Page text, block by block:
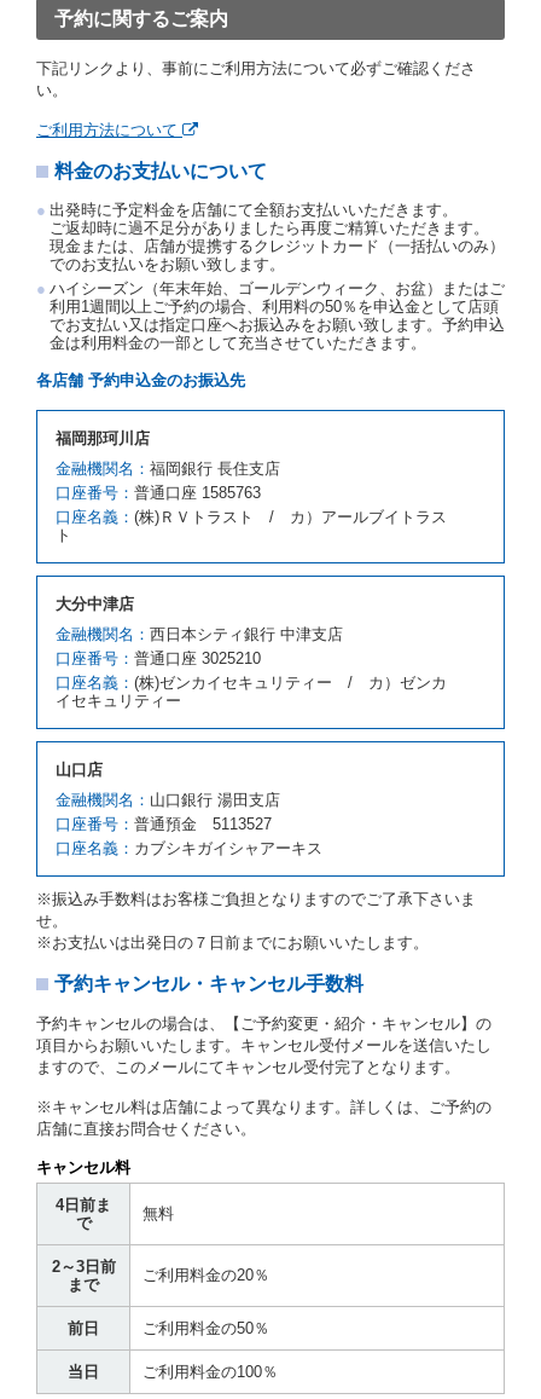
約取消手数料を当社に支払うものとし、当社は、この
予約取消手数料の支払いがあったときは、受領済の予
約申込金を借受人に返還するものとします。
当社の都合により、予約が取り消されたとき、又は貸
約申込金を返還するものとします。
若しくは当社のいずれの責にもよらない事由により貸
たものとします。この場合、当社は受領済の予約申込
金を返還するものとします。
第５条（代替レンタカー）
当社は、借受人から予約のあった車種クラスのレンタ
カーを貸し渡すことができないときは、予約と異なる
車種クラスのレンタカー（以下「代替レンタカー」と
いいます。）の貸渡しを申し入れることができるもの
とします。
クラスを除き予約時と同一の借受条件でレンタカー提
携先の代替レンタカーを貸し渡すものとします。な
お、代替レンタカーの貸渡料金が予約された車種クラ
スの貸渡料金より高くなるときは、予約した車種クラ
スの貸渡料金によるものとし、予約された車種クラス
借受人は、第１項の代替レンタカーの貸渡しの申入れ
を拒絶し、予約を取り消すことができるものとしま
す。
前項の場合、第１項の貸渡しをすることができない原
因が、当社の責に帰する事由によるときには第４条第
４項の予約の取消しとして取り扱い、当社は受領済の
予約申込金を返還するものとします。
原因が、当社の責に帰さない事由による時には第４条
第５項の予約の取消しとして取り扱い、当社は受領済
の予約申込金を返還するものとします。
第６条（免責）
当社及び借受人は、予約が取り消され、又は貸渡契約
が締結されなかったことについて、第４条及び第５条
に定める場合を除き、相互に何らの請求をしないもの
とします。
第３章／貸 渡 し
第７条（貸渡契約の締結）
借受人は第２条第１項に定める借受条件を明示し、当
貸渡契約を締結するものとします。ただし、貸し渡す
ことができるレンタカーがない場合又は借受人若しく
は運転者が第８条第１項若しくは第２項各号のいずれ
かに該当する場合を除きます。
貸渡契約を締結した場合、借受人は当社に第１0条第
１項に定める貸渡料金を支払うものとします。
運転者の義務と定められた事項を遵守するものとしま
す。
当社は、監督官庁の基本通達（注１）に基づき、貸渡
運転者の氏名、住所、運転免許の種類及び運転免許証
予約に関するご案内
下記リンクより、事前にご利用方法について必ずご確認くださ
い。
ご利用方法について
料金のお支払いについて
出発時に予定料金を店舗にて全額お支払いいただきます。
ご返却時に過不足分がありましたら再度ご精算いただきます。
現金または、店舗が提携するクレジットカード（一括払いのみ）
でのお支払いをお願い致します。
ハイシーズン（年末年始、ゴールデンウィーク、お盆）またはご
利用1週間以上ご予約の場合、利用料の50％を申込金として店頭
でお支払い又は指定口座へお振込みをお願い致します。予約申込
金は利用料金の一部として充当させていただきます。
各店舗 予約申込金のお振込先
福岡那珂川店
金融機関名： 福岡銀行 長住支店
口座番号： 普通口座 1585763
口座名義： (株)ＲＶトラスト / カ）アールブイトラス
ト
大分中津店
金融機関名： 西日本シティ銀行 中津支店
口座番号： 普通口座 3025210
口座名義： (株)ゼンカイセキュリティー / カ）ゼンカ
イセキュリティー
山口店
金融機関名： 山口銀行 湯田支店
口座番号： 普通預金 5113527
口座名義： カブシキガイシャアーキス
※振込み手数料はお客様ご負担となりますのでご了承下さいま
せ。
※お支払いは出発日の７日前までにお願いいたします。
予約キャンセル・キャンセル手数料
予約キャンセルの場合は、【ご予約変更・紹介・キャンセル】の
項目からお願いいたします。キャンセル受付メールを送信いたし
ますので、このメールにてキャンセル受付完了となります。
※キャンセル料は店舗によって異なります。詳しくは、ご予約の
店舗に直接お問合せください。
キャンセル料
4日前ま
で
無料
2～3日前
まで
ご利用料金の20％
前日 ご利用料金の50％
当日 ご利用料金の100％